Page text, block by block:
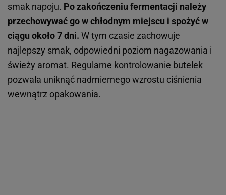
smak napoju. Po zakończeniu fermentacji należy
przechowywać go w chłodnym miejscu i spożyć w
ciągu około 7 dni. W tym czasie zachowuje
najlepszy smak, odpowiedni poziom nagazowania i
świeży aromat. Regularne kontrolowanie butelek
pozwala uniknąć nadmiernego wzrostu ciśnienia
wewnątrz opakowania.